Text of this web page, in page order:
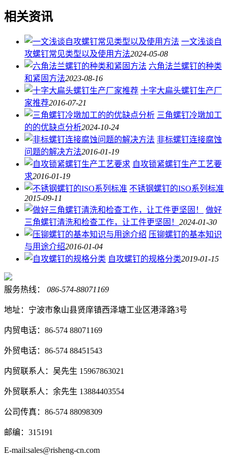
相关资讯
一文浅谈自
攻螺钉常见类型以及使用方法2024-05-08
六角法兰螺钉的种类
和紧固方法2023-08-16
十字大扁头螺钉生产厂
家推荐2016-07-21
三角螺钉冷墩加工
的的优缺点分析2024-10-24
非标螺钉连接腐蚀
问题的解决方法2016-01-19
自攻锁紧螺钉生产工艺要
求2016-01-19
不锈钢螺钉的ISO系列标准
2015-09-11
做好
三角螺钉清洗和检查工作，让工件更坚固！ 2024-01-30
压铆螺钉的基本知识
与用途介绍2016-01-04
自攻螺钉的规格分类2019-01-15
服务热线： 086-574-88071169
地址：宁波市象山县贤庠镇西泽塘工业区港泽路3号
内贸电话：86-574 88071169
外贸电话：86-574 88451543
内贸联系人：吴先生 15967863021
外贸联系人：余先生 13884403554
公司传真：86-574 88098309
邮编：315191
E-mail:sales@risheng-cn.com